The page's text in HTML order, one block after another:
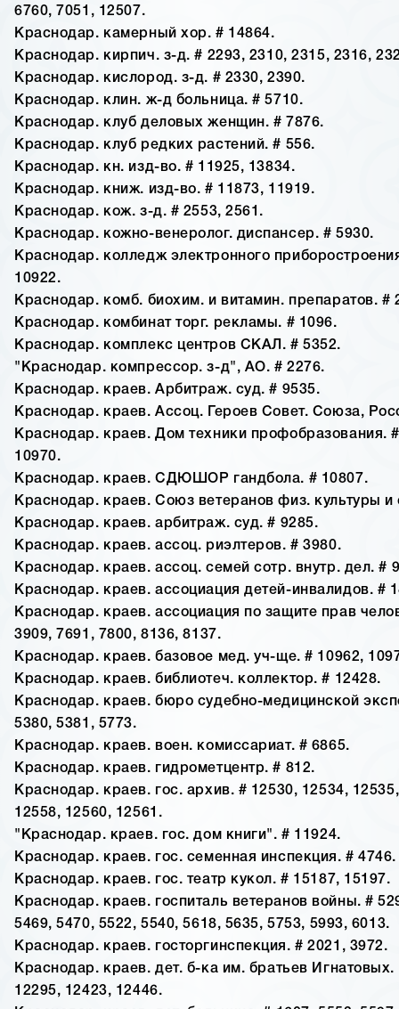
6760, 7051, 12507.
Краснодар. камерный хор. # 14864.
Краснодар. кирпич. з-д. # 2293, 2310, 2315, 2316,
Краснодар. кислород. з-д. # 2330, 2390.
Краснодар. клин. ж-д больница. # 5710.
Краснодар. клуб деловых женщин. # 7876.
Краснодар. клуб редких растений. # 556.
Краснодар. кн. изд-во. # 11925, 13834.
Краснодар. книж. изд-во. # 11873, 11919.
Краснодар. кож. з-д. # 2553, 2561.
Краснодар. кожно-венеролог. диспансер. # 5930.
Краснодар. колледж электронного
10922.
Краснодар. комб. биохим. и витамин. препаратов. #
Краснодар. комбинат торг. рекламы. # 1096.
Краснодар. комплекс центров СКАЛ. # 5352.
"Краснодар. компрессор. з-д", АО. # 2276.
Краснодар. краев. Арбитраж. суд. # 9535.
Краснодар. краев. Ассоц. Героев Совет. Союза,
Краснодар. краев. Дом техники профобразования.
10970.
Краснодар. краев. СДЮШОР гандбола. # 10807.
Краснодар. краев. Союз ветеранов физ. культуры и
Краснодар. краев. арбитраж. суд. # 9285.
Краснодар. краев. ассоц. риэлтеров. # 3980.
Краснодар. краев. ассоц. семей сотр. внутр. дел. #
Краснодар. краев. ассоциация детей-инвалидов. #
Краснодар. краев. ассоциация по защите прав
3909, 7691, 7800, 8136, 8137.
Краснодар. краев. базовое мед. уч-ще. # 10962,
Краснодар. краев. библиотеч. коллектор. # 12428.
Краснодар. краев. бюро судебно-медицинской
5380, 5381, 5773.
Краснодар. краев. воен. комиссариат. # 6865.
Краснодар. краев. гидрометцентр. # 812.
Краснодар. краев. гос. архив. # 12530, 12534,
12558, 12560, 12561.
"Краснодар. краев. гос. дом книги". # 11924.
Краснодар. краев. гос. семенная инспекция. # 4746.
Краснодар. краев. гос. театр кукол. # 15187, 15197.
Краснодар. краев. госпиталь ветеранов войны. #
5469, 5470, 5522, 5540, 5618, 5635, 5753, 5993, 6013.
Краснодар. краев. госторгинспекция. # 2021, 3972.
Краснодар. краев. дет. б-ка им. братьев Игнатовых.
12295, 12423, 12446.